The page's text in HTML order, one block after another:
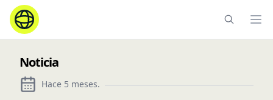
Noticia
Hace 5 meses.